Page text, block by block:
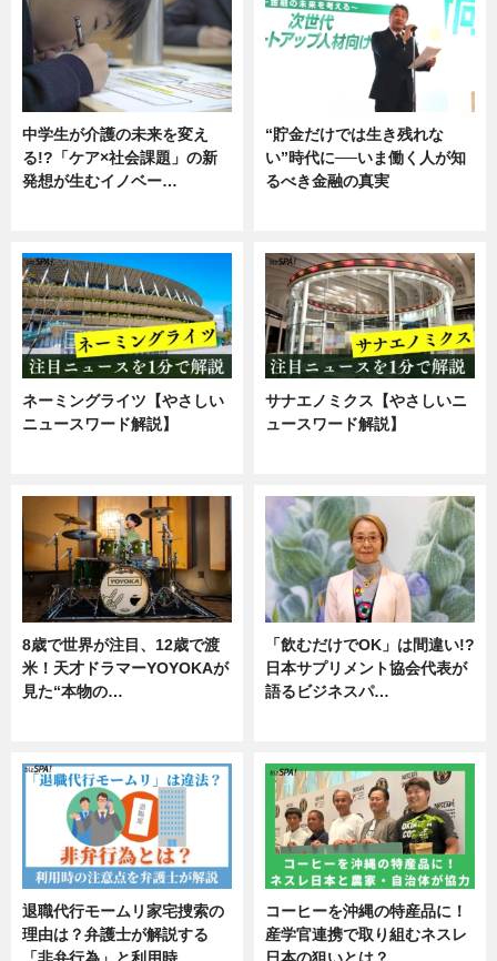
中学生が介護の未来を変え
る!?「ケア×社会課題」の新
発想が生むイノベー…
“貯金だけでは生き残れな
い”時代に──いま働く人が知
るべき金融の真実
ネーミングライツ【やさしい
ニュースワード解説】
サナエノミクス【やさしいニ
ュースワード解説】
8歳で世界が注目、12歳で渡
米！天才ドラマーYOYOKAが
見た“本物の…
「飲むだけでOK」は間違い!?
日本サプリメント協会代表が
語るビジネスパ…
退職代行モームリ家宅捜索の
理由は？弁護士が解説する
コーヒーを沖縄の特産品に！
産学官連携で取り組むネスレ